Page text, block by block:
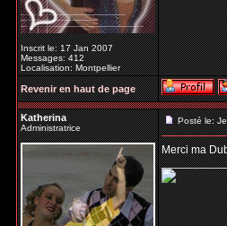
Inscrit le: 17 Jan 2007
Messages: 412
Localisation: Montpellier
Revenir en haut de page
Katherina
Administratrice
Posté le:
Merci ma